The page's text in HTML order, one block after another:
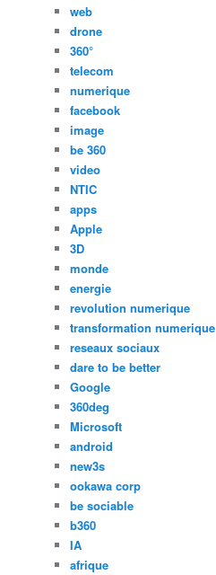
web
drone
360°
telecom
numerique
facebook
image
be 360
video
NTIC
apps
Apple
3D
monde
energie
revolution numerique
transformation numerique
reseaux sociaux
dare to be better
Google
360deg
Microsoft
android
new3s
ookawa corp
be sociable
b360
IA
afrique